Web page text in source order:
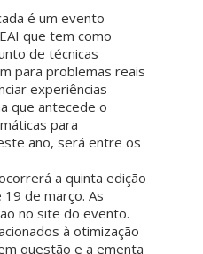
é um evento
que tem como
de técnicas
para problemas reais
experiências
que antecede o
para
ano, será entre os
a quinta edição
de março. As
no site do evento.
à otimização
questão e a ementa